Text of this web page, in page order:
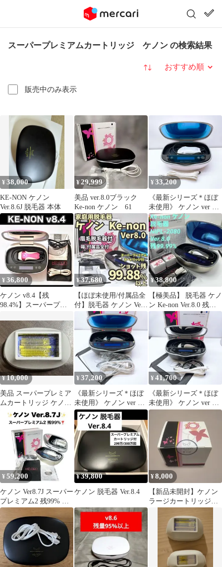
スーパープレミアムカートリッジ ケノン の検索結果
販売中のみ表示
並び替え
¥38,000
KE-NON ケノン
Ver.8.6J 脱毛器 本体
¥29,999
美品 ver.8.0ブラック
Ke-non ケノン 61
¥33,200
《最新シリーズ＊ほぼ
未使用》 ケノン ver 8.4
スーパー プレミアム カ
ートリッジ 付き エムテ
ック KE-NON ke-non 脱
毛器 ,2608N040
¥36,800
ケノン v8.4【残
98.4%】スーパープレ
毛器
¥37,680
【ほぼ未使用/付属品全
付】脱毛器 ケノン Ver
8.0 眉毛脱毛器付 ゴー
ルド
¥38,800
【極美品】 脱毛器 ケノ
ン Ke-non Ver.8.0 残
99.99%
¥10,000
美品 スーパープレミア
ムカートリッジ ケノン
脱毛器 美顔器❸
¥37,200
《最新シリーズ＊ほぼ
未使用》 ケノン ver 8.5
スーパー プレミアム カ
ートリッジ 付き エムテ
ック KE-NON ke-non 脱
毛器 ,2608N029
¥41,700
《最新シリーズ＊ほぼ
未使用》 ケノン ver 8.6
スーパープレミアム 2
カートリッジ 付き エム
テック KE-NON ke-non
脱毛器 ,2607N423
¥ 59,200
ケノン Ver8.7J スーパー
プレミアム2 残99% エ
ムテック 脱毛器
¥39,800
ケノン 脱毛器 Ver.8.4
¥8,000
【新品未開封】ケノン
ラージカートリッジ